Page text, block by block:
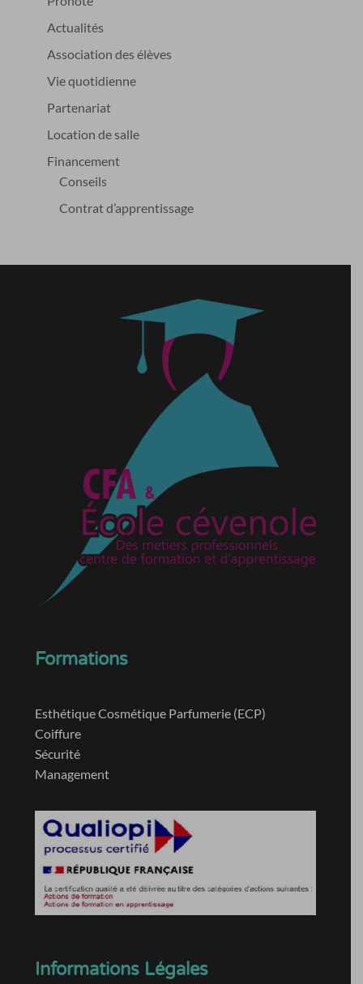
Actualités
Association des élèves
Vie quotidienne
Partenariat
Location de salle
Financement
Conseils
Contrat d’apprentissage
Formations
Esthétique Cosmétique Parfumerie (ECP)
Coiffure
Sécurité
Management
Informations Légales